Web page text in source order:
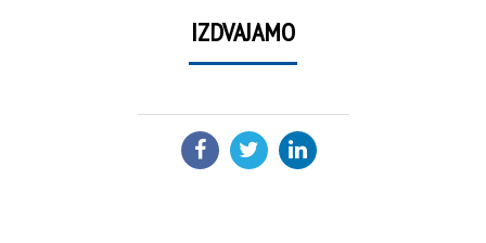
IZDVAJAMO
PODELI: